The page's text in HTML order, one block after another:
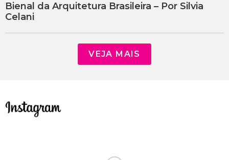
Bienal da Arquitetura Brasileira – Por Silvia
Celani
VEJA MAIS